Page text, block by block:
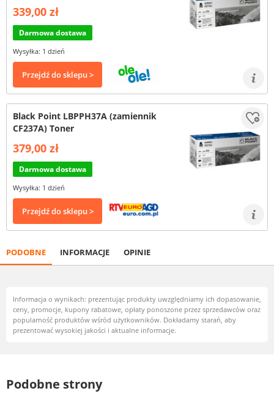
339,00 zł
Darmowa dostawa
Wysyłka: 1 dzień
Przejdź do sklepu >
Black Point LBPPH37A (zamiennik
CF237A) Toner
379,00 zł
Darmowa dostawa
Wysyłka: 1 dzień
Przejdź do sklepu >
PODOBNE INFORMACJE OPINIE
Informacja o wynikach: prezentując produkty uwzględniamy ich dopasowanie,
ceny, promocje, kupony rabatowe, opłaty ponoszone przez sprzedawców oraz
popularność produktów wśród użytkowników. Dokładamy starań, aby
prezentować wysokiej jakości i aktualne informacje.
Podobne strony